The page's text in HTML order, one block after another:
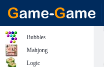
Bubbles
Mahjong
Logic